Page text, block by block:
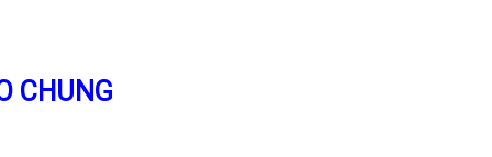
CHUNG